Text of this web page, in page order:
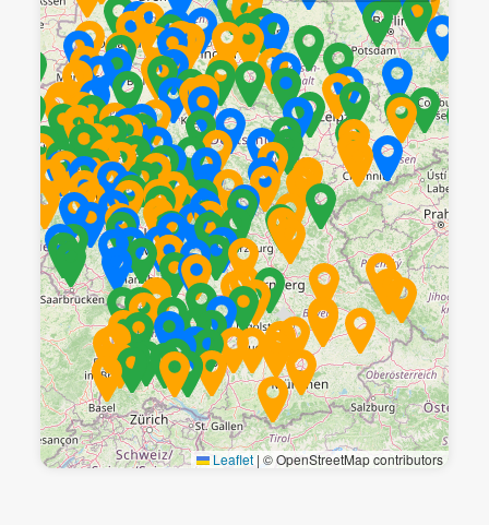
Leaflet | © OpenStreetMap contributors